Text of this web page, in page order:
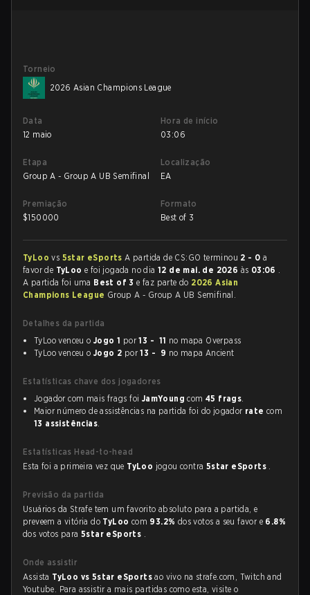
Torneio
2026 Asian Champions League
Data
12 maio
Hora de início
03:06
Etapa
Group A - Group A UB Semifinal
Localização
EA
Premiação
$150000
Formato
Best of 3
TyLoovs 5star eSportsA partida de CS:GO terminou 2 - 0 a
favor de TyLooe foi jogada no dia12 de mai. de 2026 às 03:06 .
A partida foi uma Best of 3e faz parte do 2026 Asian
Champions League Group A - Group A UB Semifinal.
Detalhes da partida
TyLoo venceu o Jogo 1 por13 - 11 no mapa Overpass
TyLoo venceu o Jogo 2 por13 - 9 no mapa Ancient
Estatísticas chave dos jogadores
Jogador com mais frags foi JamYoung com45 frags.
Maior número de assistências na partida foi do jogador rate com
13 assistências.
Estatísticas Head-to-head
Esta foi a primeira vez que TyLoo jogou contra 5star eSports .
Previsão da partida
Usuários da Strafe tem um favorito absoluto para a partida, e
preveem a vitória do TyLoo com 93.2% dos votos a seu favor e 6.8%
dos votos para 5star eSports .
Onde assistir
Assista TyLoo vs 5star eSportsao vivo na strafe.com, Twitch and
Youtube. Para assistir a mais partidas como esta, visite o